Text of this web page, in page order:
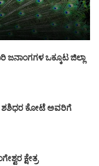
ಒಕ್ಕೂಟ ಜಿಲ್ಲಾ
ಶಶಿಧರ ಕೋಟೆ ಅವರಿಗೆ
ಕ್ಷೇತ್ರ